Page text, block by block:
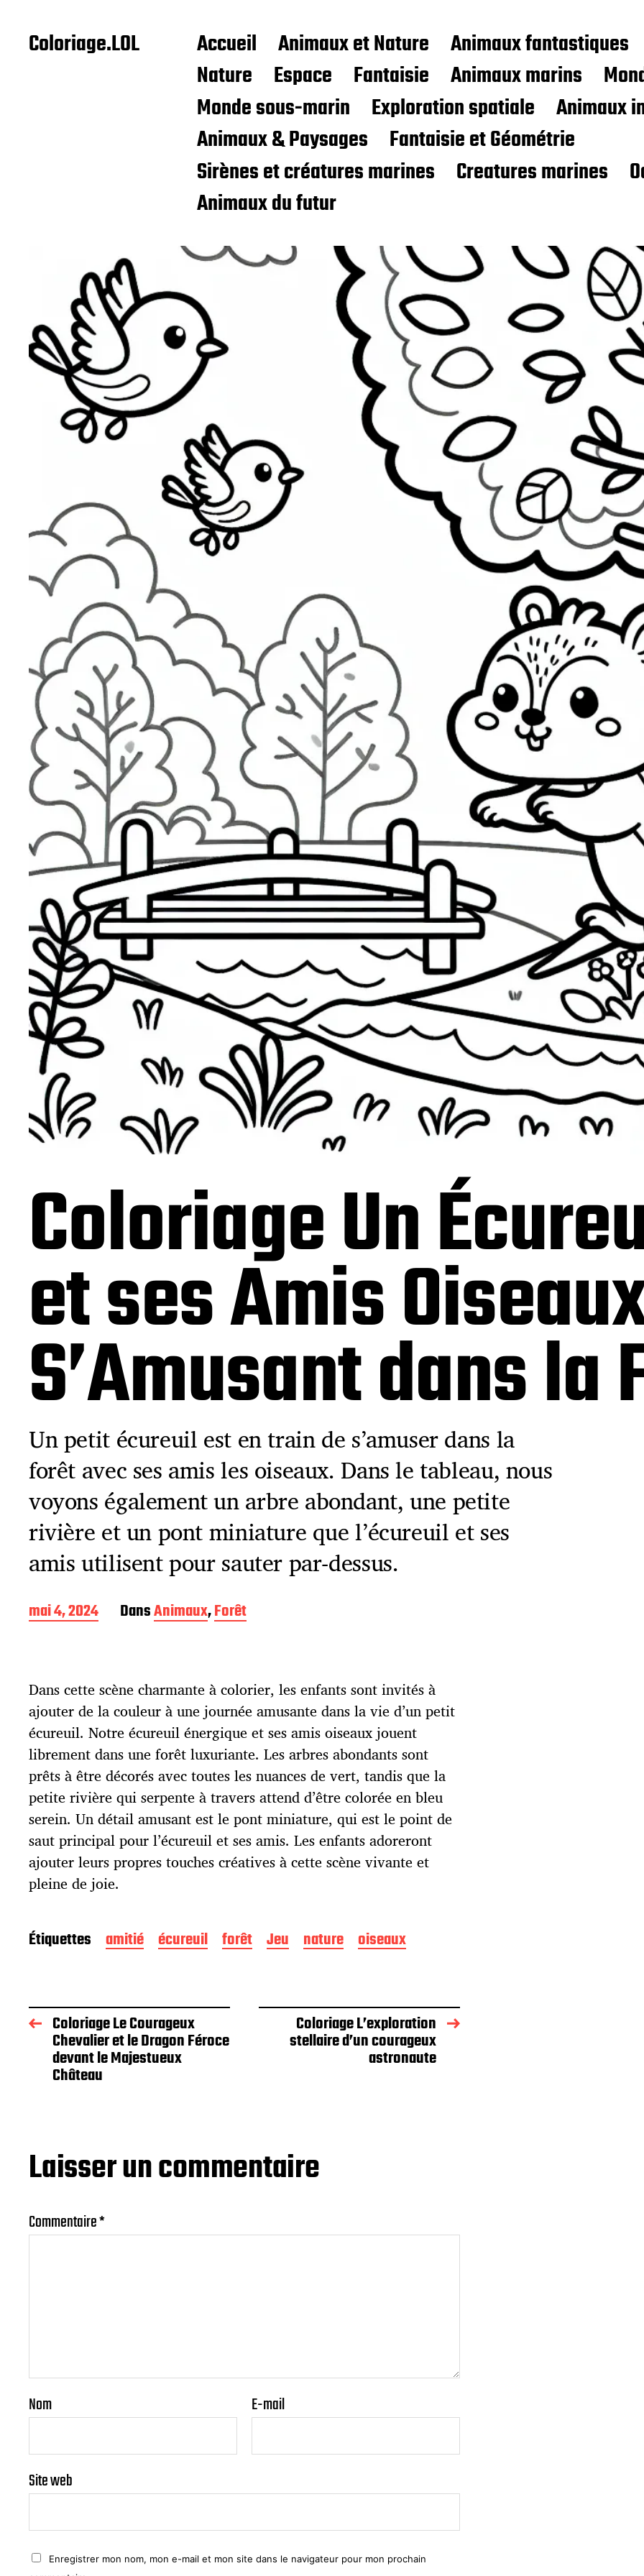
Coloriage.LOL Accueil Animaux et Nature Animaux fantastiques
Nature
Espace Fantaisie Animaux marins
Monde sous-marin
Exploration spatiale
Animaux
Animaux & Paysages
Fantaisie et Géométrie
Sirènes et créatures marines
Creatures marines
Animaux du futur
Coloriage Un
et ses Amis
S’Amusant dans la
Un petit écureuil est en train de s’amuser dans la
forêt avec ses amis les oiseaux. Dans le tableau, nous
voyons également un arbre abondant, une petite
rivière et un pont miniature que l’écureuil et ses
amis utilisent pour sauter par-dessus.
D
a
e
p
u
b
l
i
c
a
t
i
o
n
mai 4, 2024 DansAnimaux,Forêt
Dans cette scène charmante à colorier, les enfants sont invités à
ajouter de la couleur à une journée amusante dans la vie d’un petit
écureuil. Notre écureuil énergique et ses amis oiseaux jouent
librement dans une forêt luxuriante. Les arbres abondants sont
prêts à être décorés avec toutes les nuances de vert, tandis que la
petite rivière qui serpente à travers attend d’être colorée en bleu
serein. Un détail amusant est le pont miniature, qui est le point de
saut principal pour l’écureuil et ses amis. Les enfants adoreront
ajouter leurs propres touches créatives à cette scène vivante et
pleine de joie.
Étiquettes amitié écureuil forêt Jeu nature oiseaux
Coloriage Le Courageux
Chevalier et le Dragon Féroce
devant le Majestueux
Château
Coloriage L’exploration
stellaire d’un courageux
astronaute
Laisser un commentaire
Commentaire*
Nom E-mail
Site web
Enregistrer mon nom, mon e-mail et mon site dans le navigateur pour mon prochain